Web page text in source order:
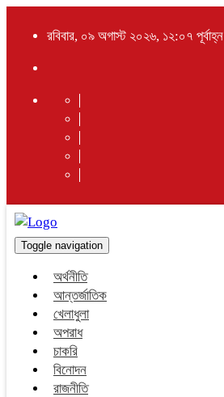
রবিবার, ০৯ অগাস্ট ২০২৬, ১২:০৭ পূর্বাহ্ন
Toggle navigation
অর্থনীতি
আন্তর্জাতিক
খেলাধুলা
অপরাধ
চাকরি
বিনোদন
রাজনীতি